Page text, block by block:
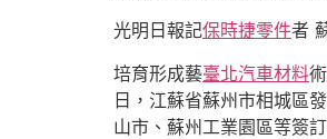
光明日報記保時捷零件者
培育形成藝臺北汽車材料術
日，江蘇省蘇州市相城區
山市、蘇州工業園區等簽